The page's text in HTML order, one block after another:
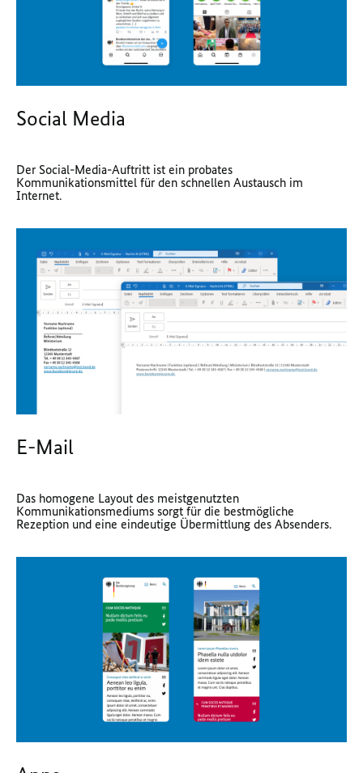
Social Media
Der Social-Media-Auftritt ist ein probates
Kommunikationsmittel für den schnellen Austausch im
Internet.
E-Mail
Das homogene Layout des meistgenutzten
Kommunikationsmediums sorgt für die bestmögliche
Rezeption und eine eindeutige Übermittlung des Absenders.